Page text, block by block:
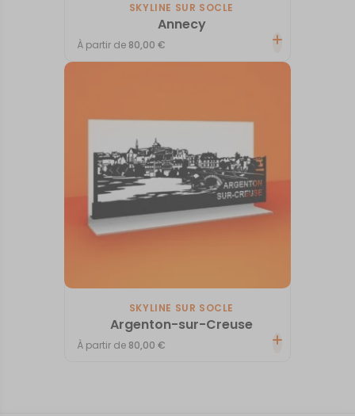
SKYLINE SUR SOCLE
Annecy
À partir de 80,00€
SKYLINE SUR SOCLE
Argenton-sur-Creuse
À partir de 80,00€